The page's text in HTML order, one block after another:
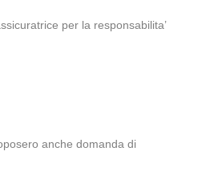
per la responsabilita’
anche domanda di